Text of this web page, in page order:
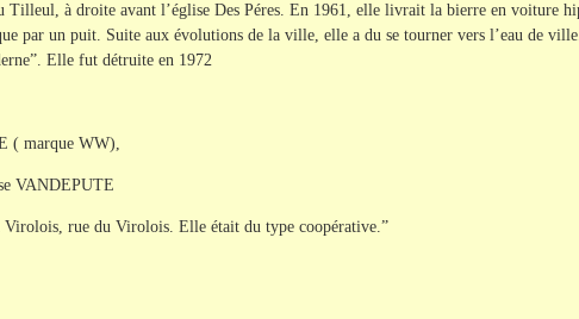
à droite avant l’église Des Péres. En 1961, elle livrait la bierre en voiture
par un puit. Suite aux évolutions de la ville, elle a du se tourner vers l’eau de
Elle fut détruite en 1972
( marque WW),
VANDEPUTE
Virolois, rue du Virolois. Elle était du type coopérative.”